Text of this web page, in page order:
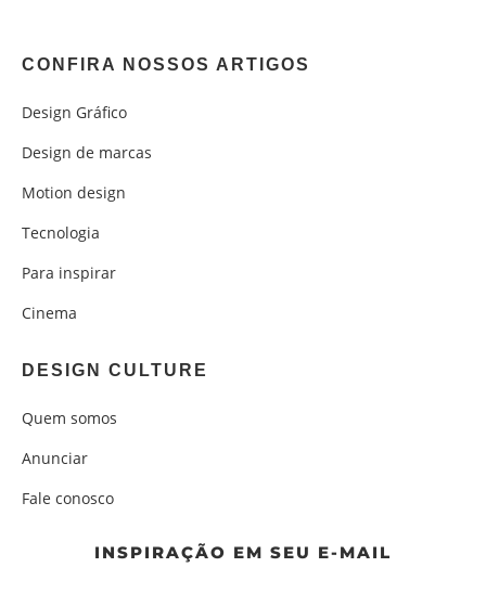
CONFIRA NOSSOS ARTIGOS
Design Gráfico
Design de marcas
Motion design
Tecnologia
Para inspirar
Cinema
DESIGN CULTURE
Quem somos
Anunciar
Fale conosco
INSPIRAÇÃO EM SEU E-MAIL